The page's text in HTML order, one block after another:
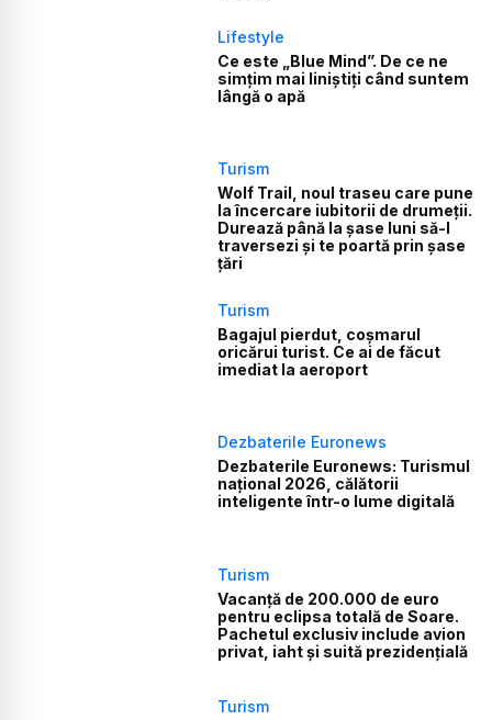
Lifestyle
Ce este „Blue Mind”. De ce ne
simțim mai liniștiți când suntem
lângă o apă
Turism
Wolf Trail, noul traseu care pune
la încercare iubitorii de drumeții.
Durează până la șase luni să-l
traversezi și te poartă prin șase
țări
Turism
Bagajul pierdut, coșmarul
oricărui turist. Ce ai de făcut
imediat la aeroport
Dezbaterile Euronews
Dezbaterile Euronews: Turismul
național 2026, călătorii
inteligente într-o lume digitală
Turism
Vacanță de 200.000 de euro
pentru eclipsa totală de Soare.
Pachetul exclusiv include avion
privat, iaht și suită prezidențială
Turism